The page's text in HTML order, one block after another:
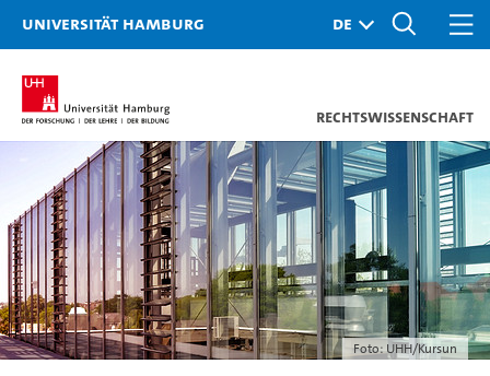
Universität Hamburg
Rechtswissenschaft
Foto: UHH/Kursun